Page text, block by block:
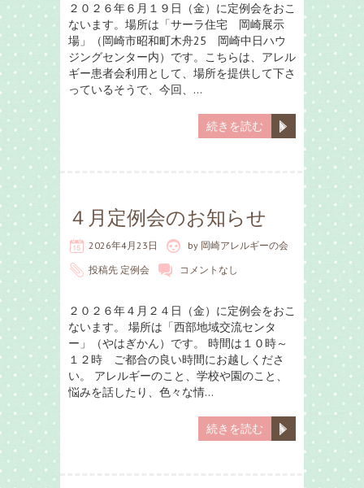
２０２６年６月１９日（金）に定例会をおこ
ないます。場所は「サーラ住宅 岡崎展示
場」（岡崎市昭和町木舟25 岡崎中日ハウ
ジングセンター内）です。こちらは、アレル
ギー患者会利用として、場所を提供して下さ
っているそうで、今回、…
続きを読む
４月定例会のお知らせ
2026年4月23日 by 岡崎アレルギーの会
投稿先 定例会 コメントなし
２０２６年４月２４日（金）に定例会をおこ
ないます。 場所は「西部地域交流センタ
ー」（やはぎかん）です。 時間は１０時～
１２時 ご都合の良い時間にお越しくださ
い。 アレルギーのこと、学校や園のこと、
悩みを話したり、色々な情…
続きを読む